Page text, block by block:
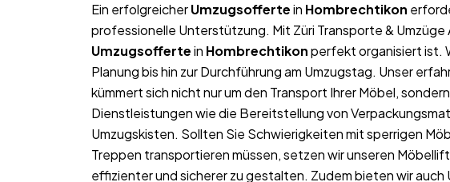
Ein erfolgreicherUmzugsoffertein Hombrechtikon
professionelle Unterstützung. Mit Züri Transporte & Umzüge
Umzugsoffertein Hombrechtikonperfekt organisiert ist.
Planung bis hin zur Durchführung am Umzugstag. Unser
kümmert sich nicht nur um den Transport Ihrer Möbel,
Dienstleistungen wie die Bereitstellung von
Umzugskisten. Sollten Sie Schwierigkeiten mit sperrigen
Treppen transportieren müssen, setzen wir unseren
effizienter und sicherer zu gestalten. Zudem bieten wir auch